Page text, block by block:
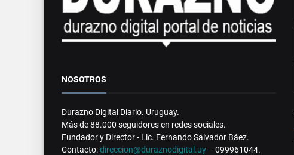
NOSOTROS
Durazno Digital Diario. Uruguay.
Más de 88.000 seguidores en redes sociales.
Fundador y Director - Lic. Fernando Salvador Báez.
Contacto:direccion@duraznodigital.uy – 099961044.